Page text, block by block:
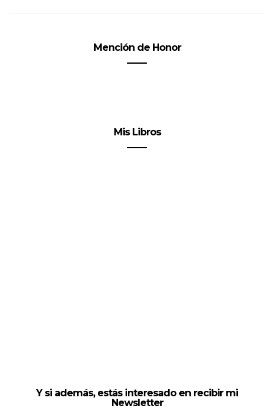
Mención de Honor
Mis Libros
Y si además, estás interesado en recibir mi
Newsletter